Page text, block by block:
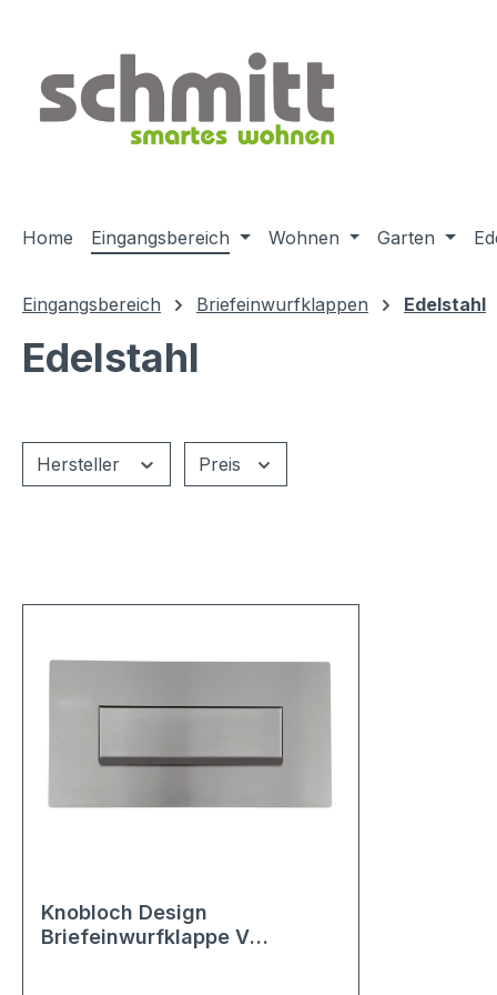
Home Eingangsbereich Wohnen Garten
Eingangsbereich Briefeinwurfklappen Edelstahl
Edelstahl
Hersteller Preis
Knobloch Design
Briefeinwurfklappe V